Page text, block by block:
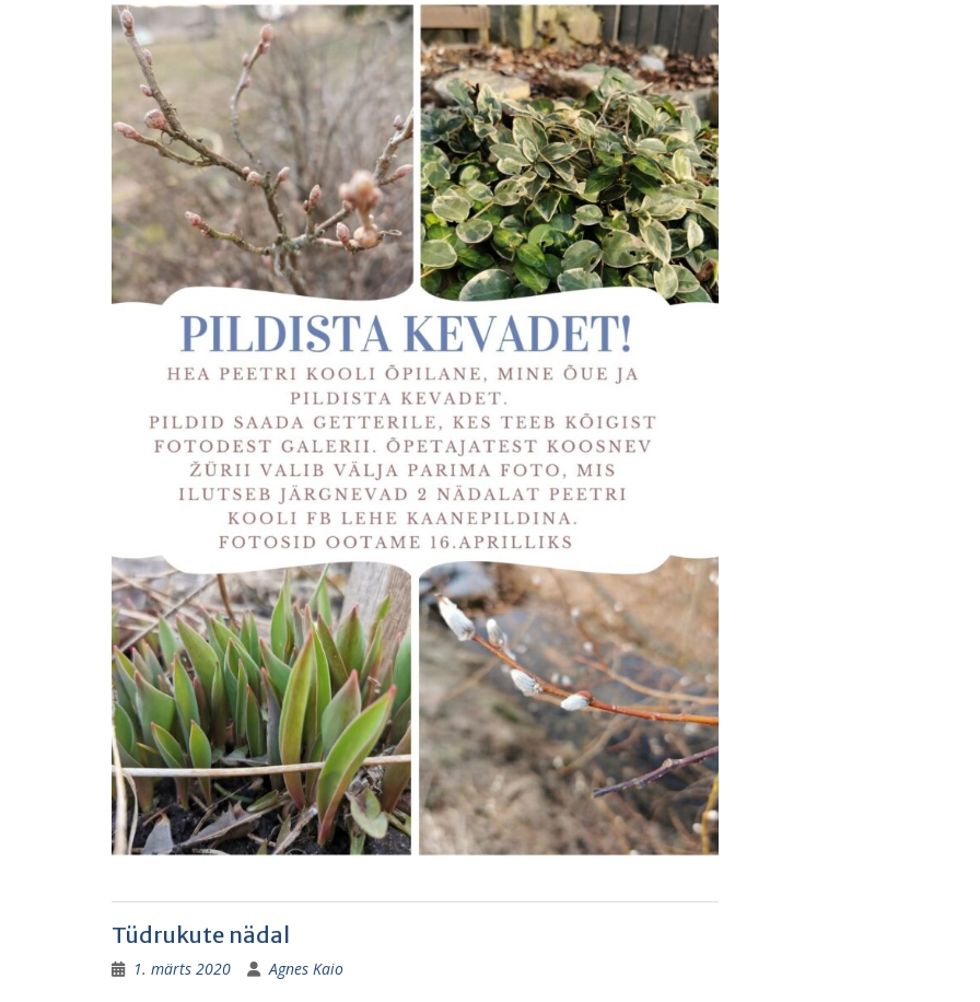
Tüdrukute nädal
1. märts 2020 Agnes Kaio